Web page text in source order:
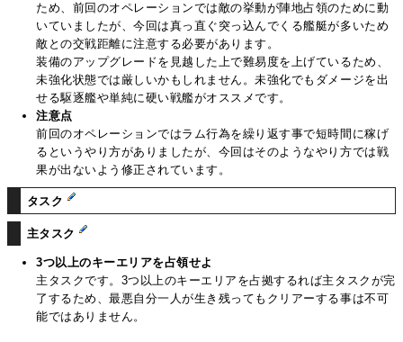
ため、前回のオペレーションでは敵の挙動が陣地占領のために動
いていましたが、今回は真っ直ぐ突っ込んでくる艦艇が多いため
敵との交戦距離に注意する必要があります。
装備のアップグレードを見越した上で難易度を上げているため、
未強化状態では厳しいかもしれません。未強化でもダメージを出
せる駆逐艦や単純に硬い戦艦がオススメです。
注意点
前回のオペレーションではラム行為を繰り返す事で短時間に稼げ
るというやり方がありましたが、今回はそのようなやり方では戦
果が出ないよう修正されています。
タスク
主タスク
3つ以上のキーエリアを占領せよ
主タスクです。3つ以上のキーエリアを占拠するれば主タスクが完
了するため、最悪自分一人が生き残ってもクリアーする事は不可
能ではありません。